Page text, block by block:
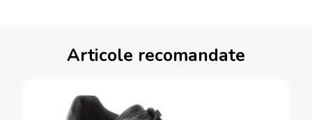
Articole recomandate